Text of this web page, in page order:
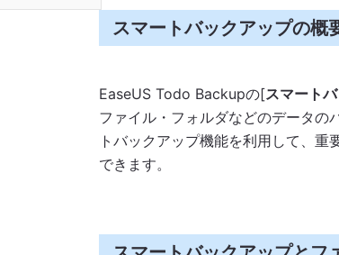
スマートバックアップの概
EaseUS Todo Backupの[スマート
ファイル・フォルダなどのデータの
トバックアップ機能を利用して、
できます。